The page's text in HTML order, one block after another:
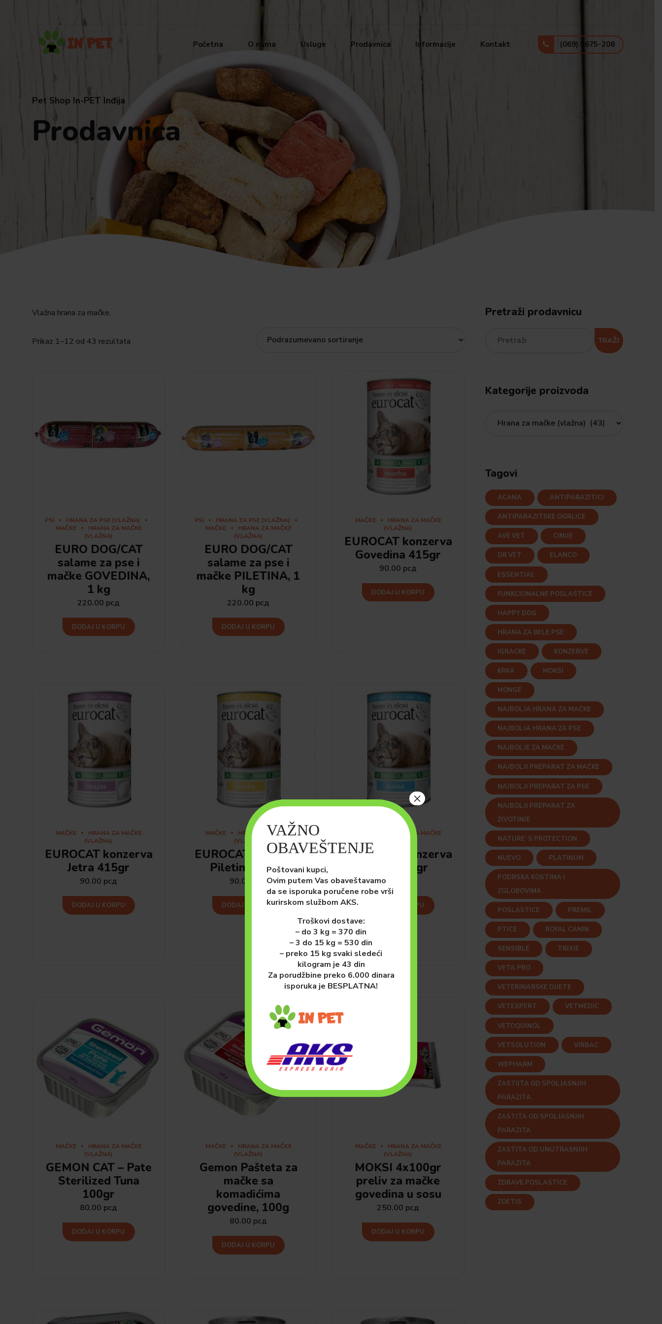
(069) 5675-208
Početna O nama Usluge Prodavnica Informacije Kontakt
Pet Shop In-PET Inđija
Prodavnica
Vlažna hrana za mačke.
Prikaz 1–12 od 43 rezultata
PSI
HRANA ZA PSE (VLAŽNA)
MAČKE
HRANA ZA MAČKE
(VLAŽNA)
EURO DOG/CAT
salame za pse i
mačke GOVEDINA,
1 kg
220.00 рсд
DODAJ U KORPU
PSI
HRANA ZA PSE (VLAŽNA)
MAČKE
HRANA ZA MAČKE
(VLAŽNA)
EURO DOG/CAT
salame za pse i
mačke PILETINA, 1
kg
220.00 рсд
DODAJ U KORPU
MAČKE
HRANA ZA MAČKE
(VLAŽNA)
EUROCAT konzerva
Govedina 415gr
90.00 рсд
DODAJ U KORPU
MAČKE
HRANA ZA MAČKE
(VLAŽNA)
EUROCAT konzerva
Jetra 415gr
90.00 рсд
DODAJ U KORPU
MAČKE
HRANA ZA MAČKE
(VLAŽNA)
EUROCAT konzerva
Piletina 415gr
90.00 рсд
DODAJ U KORPU
HRANA ZA MAČKE
EUROCAT konzerva
Riba 415gr
90.00
DODAJ U KORPU
MAČKE
HRANA ZA MAČKE
(VLAŽNA)
GEMON CAT – Pate
Sterilized Tuna
100gr
80.00 рсд
DODAJ U KORPU
MAČKE
HRANA ZA MAČKE
(VLAŽNA)
Gemon Pašteta za
mačke sa
komadićima
govedine, 100g
80.00 рсд
DODAJ U KORPU
MAČKE
HRANA ZA MAČKE
(VLAŽNA)
MOKSI 4x100gr
preliv za mačke
govedina u sosu
250.00 рсд
DODAJ U KORPU
Pretraži prodavnicu
TRAŽI
Kategorije proizvoda
Tagovi
ACANA ANTIPARAZITICI
ANTIPARAZITSKE OGRLICE
AVE VET CINIJE
DR VET ELANCO
ESSENTIAL
FUNKCIONALNE POSLASTICE
HAPPY DOG
HRANA ZA BELE PSE
IGRACKE KONZERVE
KRKA MOKSI
MONGE
NAJBOLJA HRANA ZA MAČKE
NAJBOLJA HRANA ZA PSE
NAJBOLJE ZA MAČKE
NAJBOLJI PREPARAT ZA MAČKE
NAJBOLJI PREPARAT ZA PSE
NAJBOLJI PREPARAT ZA
ŽIVOTINJE
NATURE' S PROTECTION
NUEVO PLATINUM
PODRSKA KOSTIMA I
ZGLOBOVIMA
POSLASTICE PREMIL
PTICE ROYAL CANIN
SENSIBLE TRIXIE
VETA PRO
VETERINARSKE DIJETE
VETEXPERT VETMEDIC
VETOQUINOL
VETSOLUTION VIRBAC
WEPHARM
ZASTIITA OD SPOLJASNJIH
PARAZITA
ZASTITA OD SPOLJASNJIH
PARAZITA
ZASTITA OD UNUTRASNJIH
PARAZITA
ZDRAVE POSLASTICE
ZOETIS
VAŽNO
OBAVEŠTENJE
Poštovani kupci,
Ovim putem Vas obaveštavamo
da se isporuka poručene robe vrši
kurirskom službom AKS.
Troškovi dostave:
– do 3 kg = 370 din
– 3 do 15 kg = 530 din
– preko 15 kg svaki sledeći
kilogram je 43 din
Za porudžbine preko 6.000 dinara
isporuka je BESPLATNA!
×